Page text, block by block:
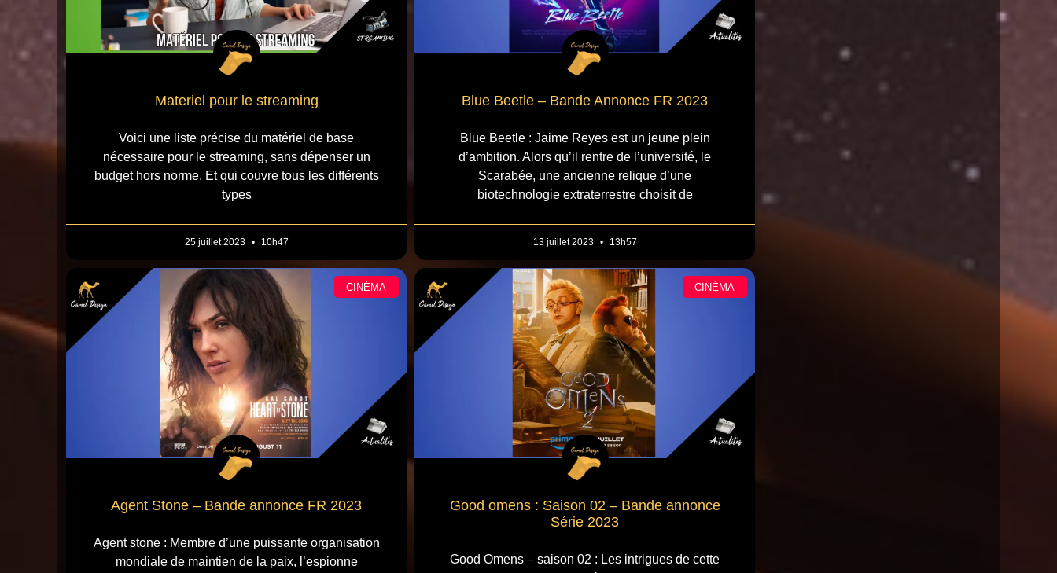
Materiel pour le streaming
Voici une liste précise du matériel de base
nécessaire pour le streaming, sans dépenser un
budget hors norme. Et qui couvre tous les différents
types
25 juillet 2023 10h47
Blue Beetle – Bande Annonce FR 2023
Blue Beetle : Jaime Reyes est un jeune plein
d’ambition. Alors qu’il rentre de l’université, le
Scarabée, une ancienne relique d’une
biotechnologie extraterrestre choisit de
13 juillet 2023 13h57
CINÉMA
Agent Stone – Bande annonce FR 2023
Agent stone : Membre d’une puissante organisation
mondiale de maintien de la paix, l’espionne
CINÉMA
Good omens : Saison 02 – Bande annonce
Série 2023
Good Omens – saison 02 : Les intrigues de cette